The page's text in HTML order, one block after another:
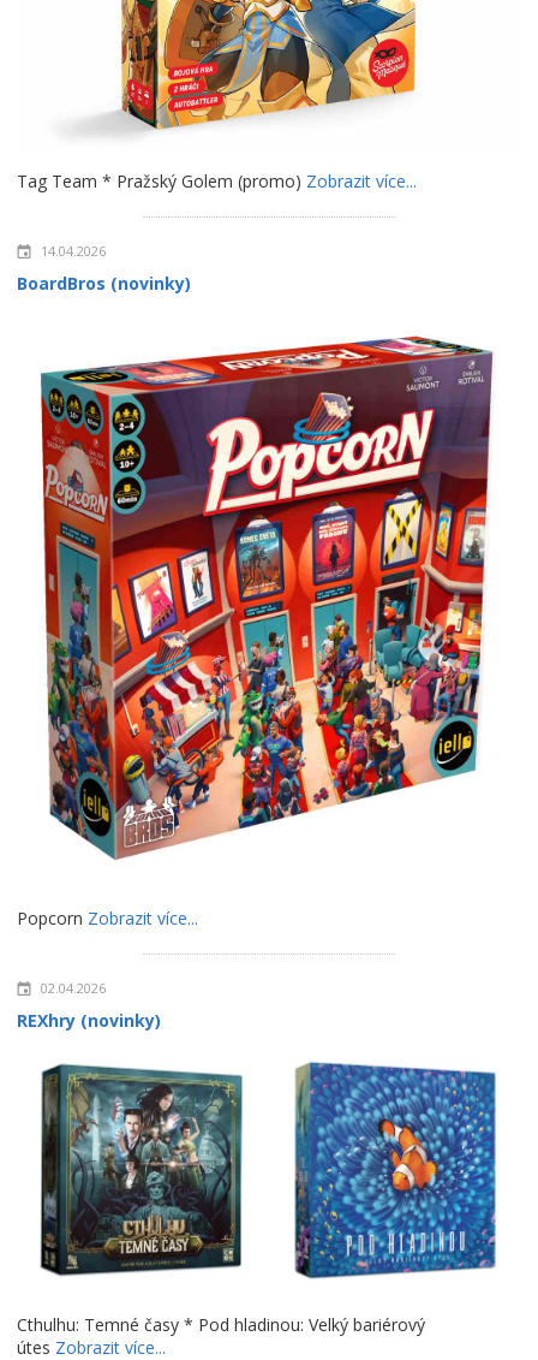
Tag Team * Pražský Golem (promo) Zobrazit více...
14.04.2026
BoardBros (novinky)
Popcorn Zobrazit více...
02.04.2026
REXhry (novinky)
Cthulhu: Temné časy * Pod hladinou: Velký bariérový
útes Zobrazit více...